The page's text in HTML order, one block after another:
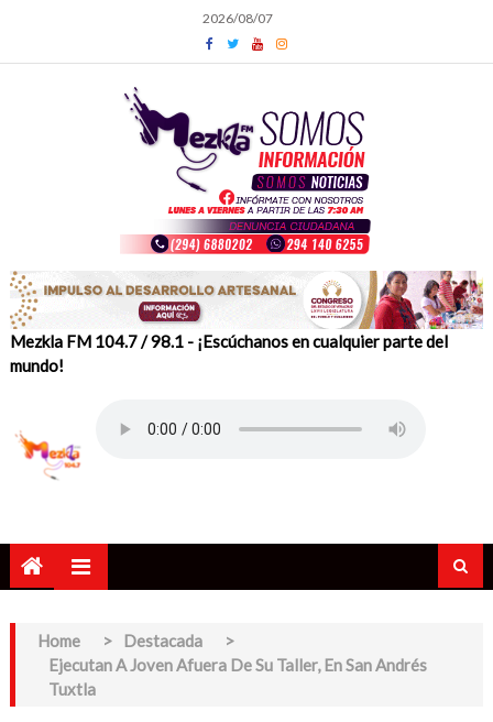
content
2026/08/07
Mezkla FM 104.7 / 98.1 - ¡Escúchanos en cualquier parte del
mundo!
Home > Destacada
>
Ejecutan A Joven Afuera De Su Taller, En San Andrés
Tuxtla